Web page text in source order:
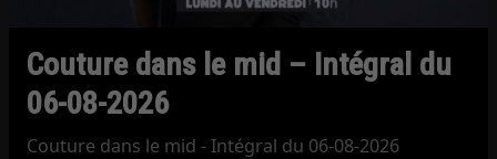
Couture dans le mid – Intégral du
06-08-2026
Couture dans le mid - Intégral du 06-08-2026